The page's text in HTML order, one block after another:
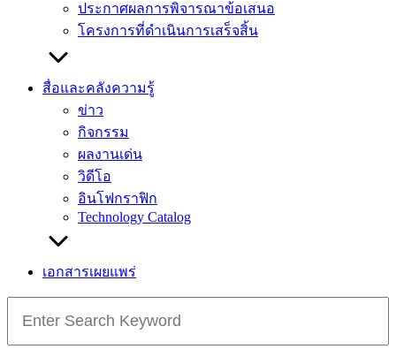
ประกาศผลการพิจารณาข้อเสนอ
โครงการที่ดำเนินการเสร็จสิ้น
สื่อและคลังความรู้
ข่าว
กิจกรรม
ผลงานเด่น
วิดีโอ
อินโฟกราฟิก
Technology Catalog
เอกสารเผยแพร่
for: